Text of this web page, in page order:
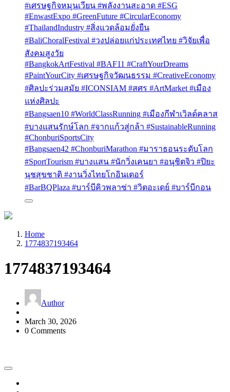
#เศรษฐกิจหมุนเวียน #พลังงานสะอาด #ESG
#EnwastExpo #GreenFuture #CircularEconomy
#ThailandIndustry #สิ่งแวดล้อมยั่งยืน
#BaliChoralFestival #วงปล่อยแก่ประเทศไทย #วิจัยเพื่อ
สังคมสูงวัย
#BangkokArtFestival #BAF11 #CraftYourDreams
#PaintYourCity #เศรษฐกิจวัฒนธรรม #CreativeEconomy
#ศิลปะร่วมสมัย #ICONSIAM #สศร #ArtMarket #เมือง
แห่งศิลปะ
#Bangsaen10 #WorldClassRunning #เมืองกีฬาเวิลด์คลาส
#บางแสนรักษ์โลก #จากแก้วสู่กล้า #SustainableRunning
#ChonburiSportsCity
#Bangsaen42 #ChonburiMarathon #มาราธอนระดับโลก
#SportTourism #บางแสน #นักวิ่งเคนยา #อนุชิตจิว #ปิยะ
นุชสุขชาติ #งานวิ่งไทยโกอินเตอร์
#BarBQPlaza #บาร์บีคิวพลาซ่า #วิตอะเดย์ #บาร์บีกอน
Home
1774837193464
1774837193464
Author
March 30, 2026
0 Comments